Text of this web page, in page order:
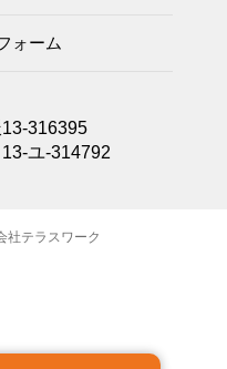
ォーム
316395
ユ-314792
社テラスワーク